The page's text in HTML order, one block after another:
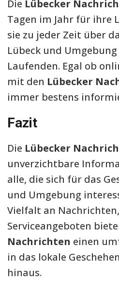
Die Lübecker
Tagen im Jahr für ihre
sie zu jeder Zeit über
Lübeck und
Laufenden. Egal ob
mit den Lübecker
immer bestens
Fazit
Die Lübecker
unverzichtbare
alle, die sich für das
und Umgebung
Vielfalt an
Serviceangeboten
Nachrichten einen
in das lokale
hinaus.